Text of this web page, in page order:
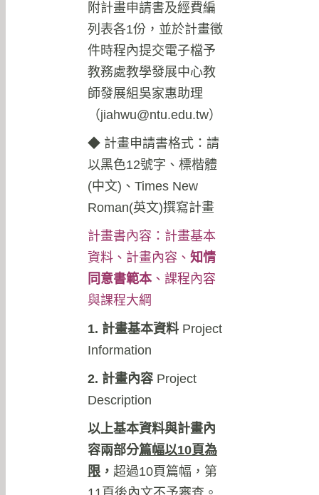
附計畫申請書及經費編
列表各1份，並於計畫徵
件時程內提交電子檔予
教務處教學發展中心教
師發展組吳家惠助理
（jiahwu@ntu.edu.tw）
◆ 計畫申請書格式：請
以黑色12號字、標楷體
(中文)、Times New
Roman(英文)撰寫計畫
計畫書內容：計畫基本
資料、計畫內容、 知情
同意書範本 、課程內容
與課程大綱
1. 計畫基本資料 Project
Information
2. 計畫內容 Project
Description
以上基本資料與計畫內
容兩部分篇幅以10頁為
限 ， 超過10頁篇幅，第